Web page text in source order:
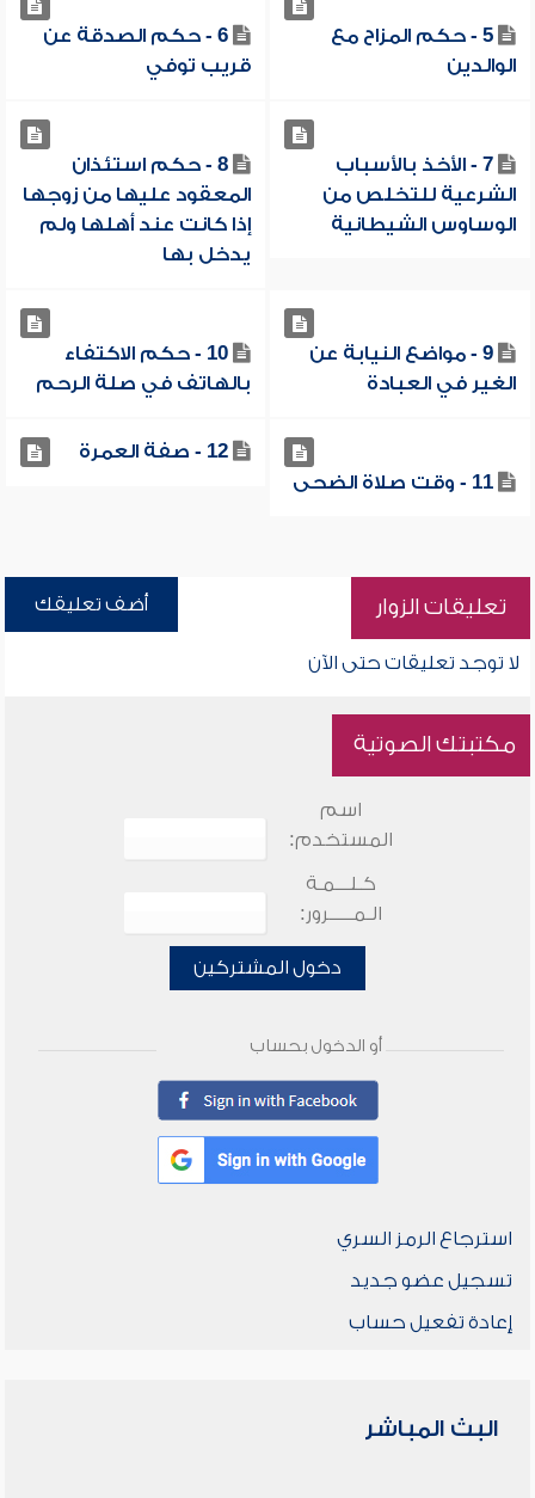
5 - حكم المزاح مع
الوالدين
6 - حكم الصدقة عن
قريب توفي
7 - الأخذ بالأسباب
الشرعية للتخلص من
الوساوس الشيطانية
8 - حكم استئذان
المعقود عليها من زوجها
إذا كانت عند أهلها ولم
يدخل بها
9 - مواضع النيابة عن
الغير في العبادة
10 - حكم الاكتفاء
بالهاتف في صلة الرحم
11 - وقت صلاة الضحى
12 - صفة العمرة
تعليقات الزوار أضف تعليقك
لا توجد تعليقات حتى الآن
مكتبتك الصوتية
اسم
المستخدم:
كـلـــمـة
الـمـــــرور:
دخول المشتركين
أو الدخول بحساب
استرجاع الرمز السري
تسجيل عضو جديد
إعادة تفعيل حساب
البث المباشر